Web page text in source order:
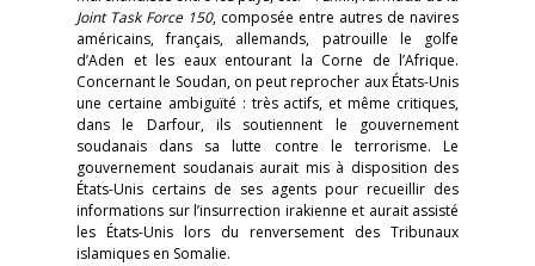
Joint Task Force 150, composée entre autres de navires
américains, français, allemands, patrouille le golfe
d’Aden et les eaux entourant la Corne de l’Afrique.
Concernant le Soudan, on peut reprocher aux États-Unis
une certaine ambiguïté : très actifs, et même critiques,
dans le Darfour, ils soutiennent le gouvernement
soudanais dans sa lutte contre le terrorisme. Le
gouvernement soudanais aurait mis à disposition des
États-Unis certains de ses agents pour recueillir des
informations sur l’insurrection irakienne et aurait assisté
les États-Unis lors du renversement des Tribunaux
islamiques en Somalie.